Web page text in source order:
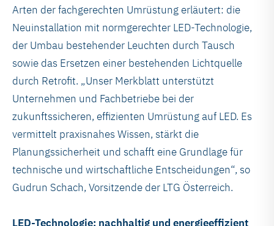
Arten der fachgerechten Umrüstung erläutert: die
Neuinstallation mit normgerechter LED-Technologie,
der Umbau bestehender Leuchten durch Tausch
sowie das Ersetzen einer bestehenden Lichtquelle
durch Retrofit. „Unser Merkblatt unterstützt
Unternehmen und Fachbetriebe bei der
zukunftssicheren, effizienten Umrüstung auf LED. Es
vermittelt praxisnahes Wissen, stärkt die
Planungssicherheit und schafft eine Grundlage für
technische und wirtschaftliche Entscheidungen“, so
Gudrun Schach, Vorsitzende der LTG Österreich.
LED-Technologie: nachhaltig und energieeffizient